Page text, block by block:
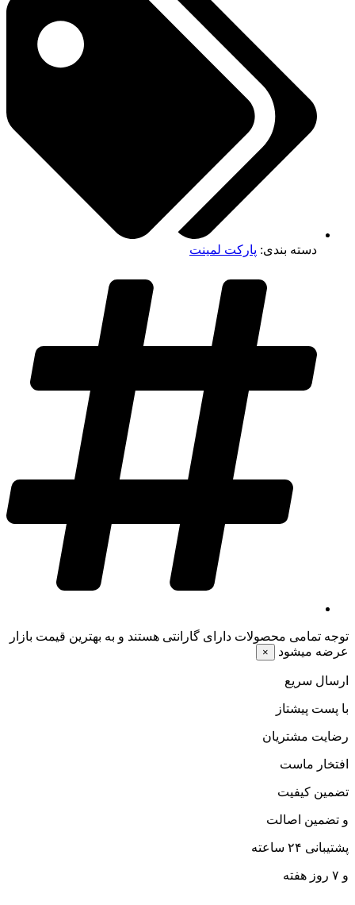
دسته بندی: پارکت لمینت
توجه تمامی محصولات دارای گارانتی هستند و به بهترین قیمت بازار
عرضه میشود
×
ارسال سریع
با پست پیشتاز
رضایت مشتریان
افتخار ماست
تضمین کیفیت
و تضمین اصالت
پشتیبانی ۲۴ ساعته
و ۷ روز هفته